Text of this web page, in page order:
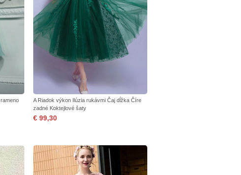
A Riadok výkon Ilúzia rukávmi Čaj dĺžka Číre
zadné Koktejlové šaty
€ 99,30